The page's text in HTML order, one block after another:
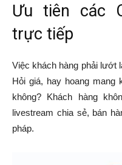
Ưu tiên các
trực tiếp
Việc khách hàng phải lướt
Hỏi giá, hay hoang mang
không? Khách hàng
livestream chia sẻ, bán
pháp.